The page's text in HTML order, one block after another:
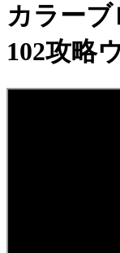
カラー
102攻略